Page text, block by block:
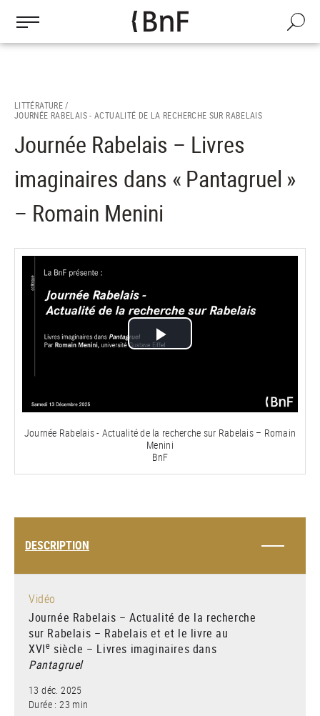
contenu
Recherche
LITTÉRATURE /
JOURNÉE RABELAIS - ACTUALITÉ DE LA RECHERCHE SUR RABELAIS
Journée Rabelais – Livres
imaginaires dans « Pantagruel »
– Romain Menini
Lire
vidéo
Journée Rabelais - Actualité de la recherche sur Rabelais – Romain
Menini
BnF
DESCRIPTION
Vidéo
Journée Rabelais – Actualité de la recherche
sur Rabelais – Rabelais et et le livre au
XVIe siècle – Livres imaginaires dans
Pantagruel
13 déc. 2025
Durée : 23 min